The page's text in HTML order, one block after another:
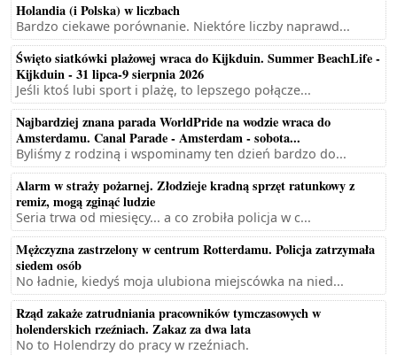
Holandia (i Polska) w liczbach
Bardzo ciekawe porównanie. Niektóre liczby naprawd...
Święto siatkówki plażowej wraca do Kijkduin. Summer BeachLife -
Kijkduin - 31 lipca-9 sierpnia 2026
Jeśli ktoś lubi sport i plażę, to lepszego połącze...
Najbardziej znana parada WorldPride na wodzie wraca do
Amsterdamu. Canal Parade - Amsterdam - sobota...
Byliśmy z rodziną i wspominamy ten dzień bardzo do...
Alarm w straży pożarnej. Złodzieje kradną sprzęt ratunkowy z
remiz, mogą zginąć ludzie
Seria trwa od miesięcy... a co zrobiła policja w c...
Mężczyzna zastrzelony w centrum Rotterdamu. Policja zatrzymała
siedem osób
No ładnie, kiedyś moja ulubiona miejscówka na nied...
Rząd zakaże zatrudniania pracowników tymczasowych w
holenderskich rzeźniach. Zakaz za dwa lata
No to Holendrzy do pracy w rzeźniach.